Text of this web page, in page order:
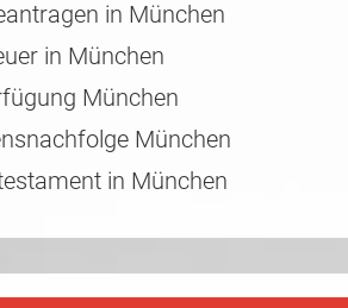
in München
in München
München
München
in München